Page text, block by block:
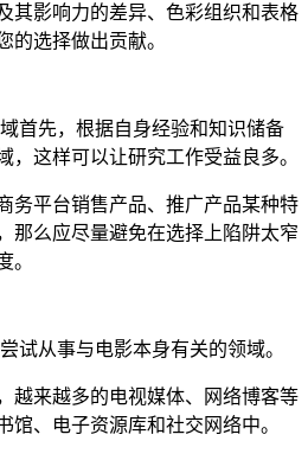
其影响力的差异、色彩组织和表格
的选择做出贡献。
首先，根据自身经验和知识储备
，这样可以让研究工作受益良多。
务平台销售产品、推广产品某种特
那么应尽量避免在选择上陷阱太窄
。
试从事与电影本身有关的领域。
越来越多的电视媒体、网络博客等
馆、电子资源库和社交网络中。